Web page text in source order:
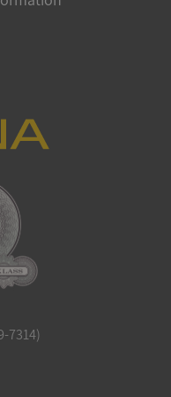
7314)
cookies.
Leverantör
Microsoft
Corporation
de.syna.se